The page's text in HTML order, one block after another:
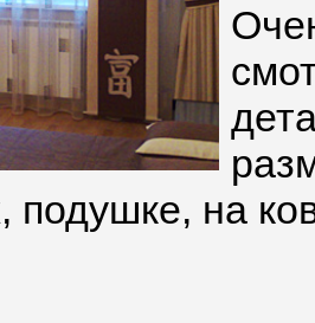
подушке, на